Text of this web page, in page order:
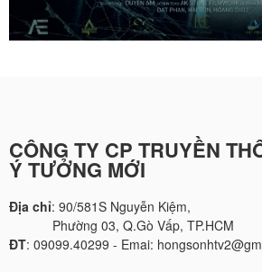
CÔNG TY CP TRUYỀN
Ý TƯỞNG MỚI
Địa chỉ: 90/581S Nguyễn Kiệm,
Phường 03, Q.Gò Vấp, TP.HCM
ĐT: 09099.40299 - Emai: